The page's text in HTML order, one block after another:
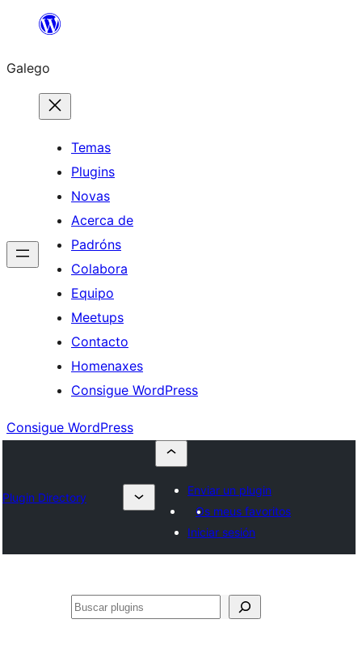
Saltar
contido
Galego
Temas
Plugins
Novas
Acerca de
Padróns
Colabora
Equipo
Meetups
Contacto
Homenaxes
Consigue WordPress
Consigue WordPress
Plugin Directory
Enviar un plugin
Os meus favoritos
Iniciar sesión
Buscar